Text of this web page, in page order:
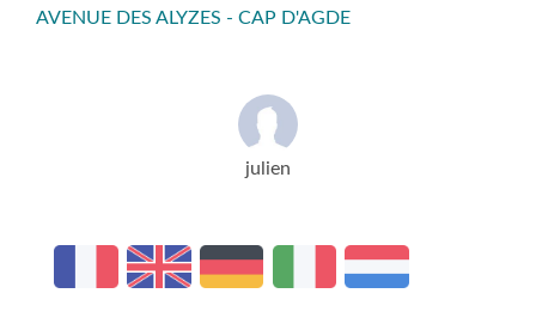
AVENUE DES ALYZES - CAP D'AGDE
julien